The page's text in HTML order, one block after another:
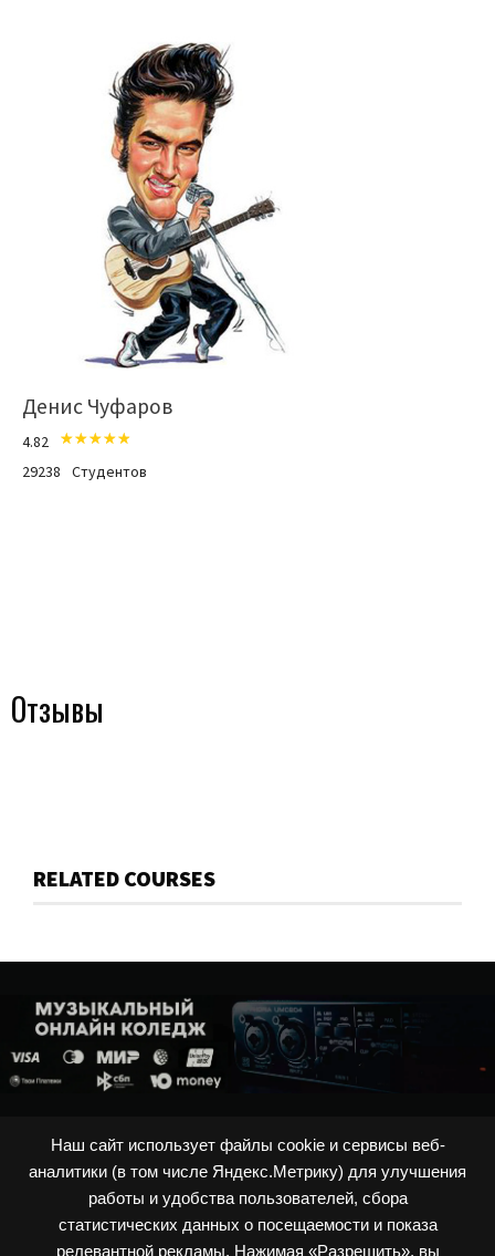
Наш сайт использует файлы cookie и сервисы веб-
аналитики (в том числе Яндекс.Метрику) для улучшения
работы и удобства пользователей, сбора
статистических данных о посещаемости и показа
релевантной рекламы. Нажимая «Разрешить», вы
Денис Чуфаров
4.82
29238
Студентов
Отзывы
RELATED COURSES
ОФЕРТА ПОЛИТИКА ПРИВАТНОСТИ| ПОЛИТИКА ИСПОЛЬЗОВАНИЯ
COOKIES
СОГЛАСИЕ НА СБОР И ОБРАБОТКУ ПЕРСОНАЛЬНЫХ ДАННЫХ
ВОЙТИ
ОБ АВТОРЕ